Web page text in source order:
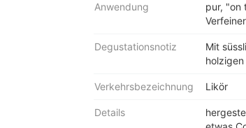
Anwendung
pur, "on
Degustationsnotiz
Mit
Verkehrsbezeichnung Likör
Details